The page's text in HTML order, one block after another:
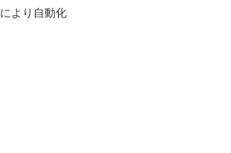
より自動化